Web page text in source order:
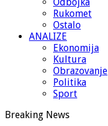
Rukomet
Ostalo
ANALIZE
Ekonomija
Kultura
Obrazovanje
Politika
Sport
Breaking News